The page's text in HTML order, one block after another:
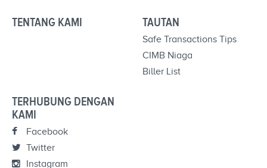
TENTANG KAMI TAUTAN
Safe Transactions Tips
CIMB Niaga
Biller List
TERHUBUNG DENGAN
KAMI
Facebook
Twitter
Instagram